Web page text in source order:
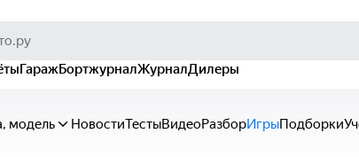
ГаражБортжурналЖурналДилеры
модель НовостиТестыВидеоРазборИгрыПодборки